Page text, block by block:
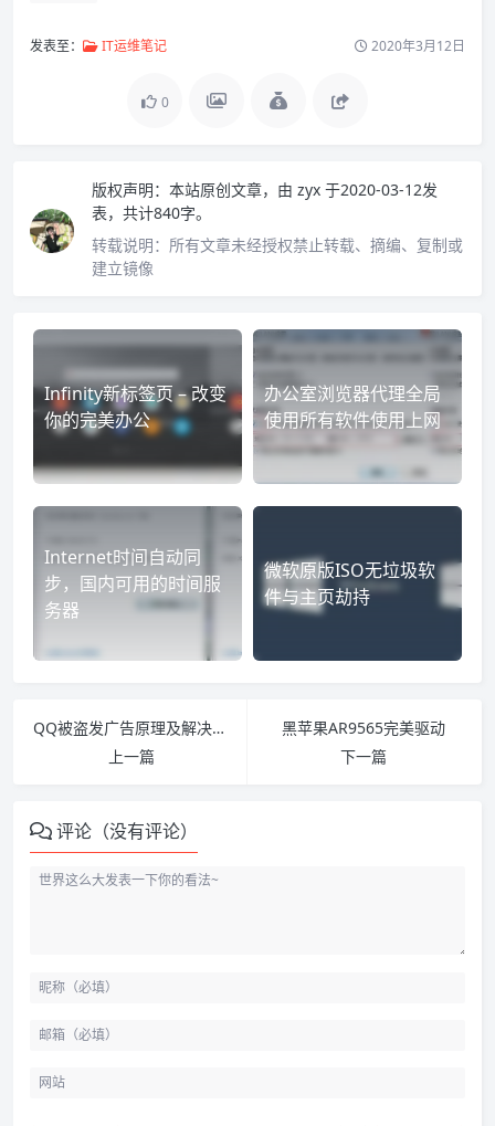
发表至： IT运维笔记 2020年3月12日
0
版权声明： 本站原创文章，由 zyx 于2020-03-12发
表，共计840字。
转载说明： 所有文章未经授权禁止转载、摘编、复制或
建立镜像
Infinity新标签页 – 改变
你的完美办公
办公室浏览器代理全局
使用所有软件使用上网
Internet时间自动同
步，国内可用的时间服
务器
微软原版ISO无垃圾软
件与主页劫持
QQ被盗发广告原理及解决方案
上一篇
黑苹果AR9565完美驱动
下一篇
评论（没有评论）